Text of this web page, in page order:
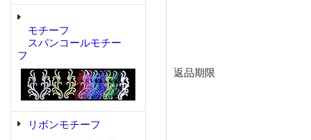
モチーフ
スパンコールモチー
フ
リボンモチーフ
返品期限